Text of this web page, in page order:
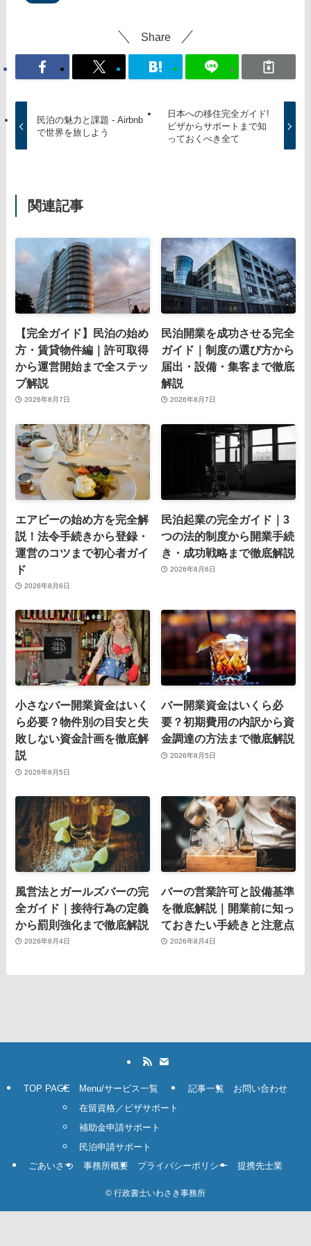
Share
民泊の魅力と課題 - Airbnb
で世界を旅しよう
日本への移住完全ガイド!
ビザからサポートまで知
っておくべき全て
関連記事
【完全ガイド】民泊の始め
方・賃貸物件編｜許可取得
から運営開始まで全ステッ
プ解説
2026年8月7日
民泊開業を成功させる完全
ガイド｜制度の選び方から
届出・設備・集客まで徹底
解説
2026年8月7日
エアビーの始め方を完全解
説！法令手続きから登録・
運営のコツまで初心者ガイ
ド
2026年8月6日
民泊起業の完全ガイド｜3
つの法的制度から開業手続
き・成功戦略まで徹底解説
2026年8月6日
小さなバー開業資金はいく
ら必要？物件別の目安と失
敗しない資金計画を徹底解
説
2026年8月5日
バー開業資金はいくら必
要？初期費用の内訳から資
金調達の方法まで徹底解説
2026年8月5日
風営法とガールズバーの完
全ガイド｜接待行為の定義
から罰則強化まで徹底解説
2026年8月4日
バーの営業許可と設備基準
を徹底解説｜開業前に知っ
ておきたい手続きと注意点
2026年8月4日
TOP PAGE
Menu/サービス一覧
在留資格／ビザサポート
補助金申請サポート
民泊申請サポート
記事一覧 お問い合わせ
ごあいさつ 事務所概要 プライバシーポリシー 提携先士業
© 行政書士いわさき事務所